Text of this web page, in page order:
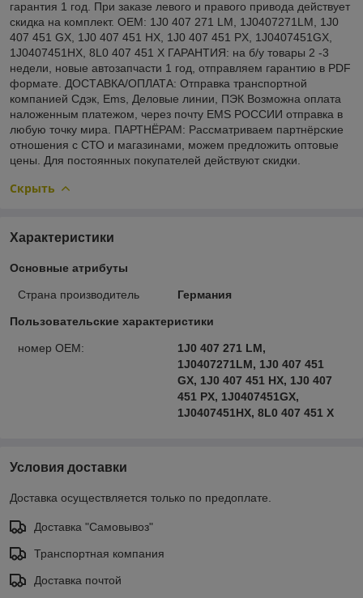
гарантия 1 год. При заказе левого и правого привода действует
скидка на комплект. OEM: 1J0 407 271 LM, 1J0407271LM, 1J0
407 451 GX, 1J0 407 451 HX, 1J0 407 451 PX, 1J0407451GX,
1J0407451HX, 8L0 407 451 X ГАРАНТИЯ: на б/у товары 2 -3
недели, новые автозапчасти 1 год, отправляем гарантию в PDF
формате. ДОСТАВКА/ОПЛАТА: Отправка транспортной
компанией Сдэк, Ems, Деловые линии, ПЭК Возможна оплата
наложенным платежом, через почту EMS РОССИИ отправка в
любую точку мира. ПАРТНЁРАМ: Рассматриваем партнёрские
отношения с СТО и магазинами, можем предложить оптовые
цены. Для постоянных покупателей действуют скидки.
Скрыть
Характеристики
Основные атрибуты
Страна производитель Германия
Пользовательские характеристики
номер OEM:
1J0 407 271 LM,
1J0407271LM, 1J0 407 451
GX, 1J0 407 451 HX, 1J0 407
451 PX, 1J0407451GX,
1J0407451HX, 8L0 407 451 X
Условия доставки
Доставка осуществляется только по предоплате.
Доставка "Самовывоз"
Транспортная компания
Доставка почтой